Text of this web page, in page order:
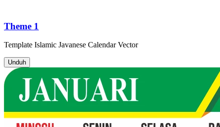
Theme 1
Template Islamic Javanese CalendarVector
Unduh